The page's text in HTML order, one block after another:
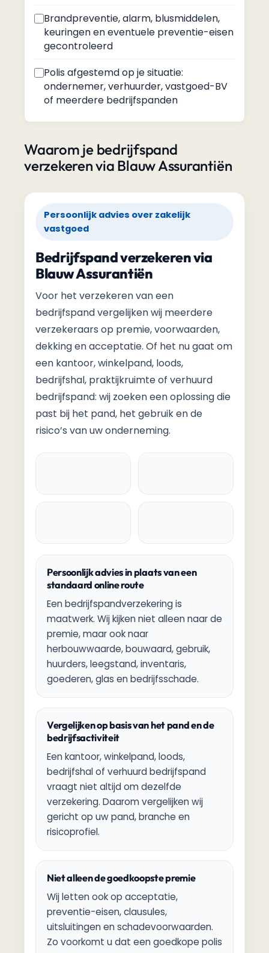
Brandpreventie, alarm, blusmiddelen,
keuringen en eventuele preventie-eisen
gecontroleerd
Polis afgestemd op je situatie:
ondernemer, verhuurder, vastgoed-BV
of meerdere bedrijfspanden
Waarom je bedrijfspand
verzekeren via Blauw Assurantiën
Persoonlijk advies over zakelijk
vastgoed
Bedrijfspand verzekeren via
Blauw Assurantiën
Voor het verzekeren van een
bedrijfspand vergelijken wij meerdere
verzekeraars op premie, voorwaarden,
dekking en acceptatie. Of het nu gaat om
een kantoor, winkelpand, loods,
bedrijfshal, praktijkruimte of verhuurd
bedrijfspand: wij zoeken een oplossing die
past bij het pand, het gebruik en de
risico’s van uw onderneming.
Persoonlijk advies in plaats van een
standaard online route
Een bedrijfspandverzekering is
maatwerk. Wij kijken niet alleen naar de
premie, maar ook naar
herbouwwaarde, bouwaard, gebruik,
huurders, leegstand, inventaris,
goederen, glas en bedrijfsschade.
Vergelijken op basis van het pand en de
bedrijfsactiviteit
Een kantoor, winkelpand, loods,
bedrijfshal of verhuurd bedrijfspand
vraagt niet altijd om dezelfde
verzekering. Daarom vergelijken wij
gericht op uw pand, branche en
risicoprofiel.
Niet alleen de goedkoopste premie
Wij letten ook op acceptatie,
preventie-eisen, clausules,
uitsluitingen en schadevoorwaarden.
Zo voorkomt u dat een goedkope polis